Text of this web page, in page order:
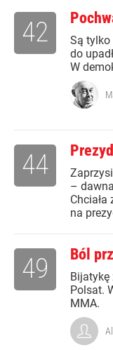
Są
do
W
42
–
na
44
Ból
Bijatykę
Polsat.
MMA.
49